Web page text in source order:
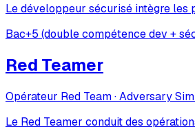
Le développeur sécurisé intègre les
Bac+5 (double compétence dev +
Red Teamer
Opérateur Red Team · Adversary
Le Red Teamer conduit des